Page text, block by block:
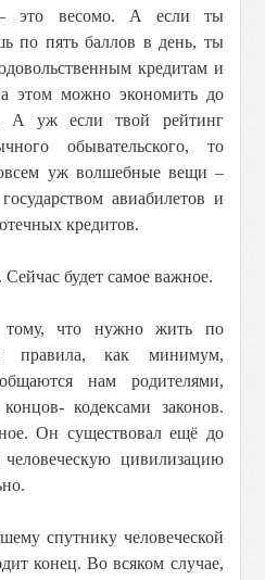
– это весомо. А если ты
по пять баллов в день, ты
кредитам и
этом можно экономить до
А уж если твой рейтинг
обывательского, то
уж волшебные вещи –
авиабилетов и
кредитов.
будет самое важное.
что нужно жить по
как минимум,
нам родителями,
кодексами законов.
Он существовал ещё до
цивилизацию
спутнику человеческой
конец. Во всяком случае,